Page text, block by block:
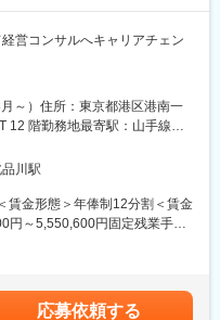
く、風通しが良く働きやすい
についていち早くキャッチア
近年増加しているM&A案件の
も従事していただく予定で、
ンジいただくことが可能で
営コンサルへキャリアチェン
等に対して経営コンサルティ
策を立案し、その遂行までを
しての知見を早期に体得して
ジネスファイナンスチームと
～）住所：東京都港区港南一
場所あり変更の範囲：会社の
）
川駅
賃金形態＞年俸制12分割＜賃金
円～5,550,600円固定残業手当/
考慮の上決定します。※年収を
応募依頼する